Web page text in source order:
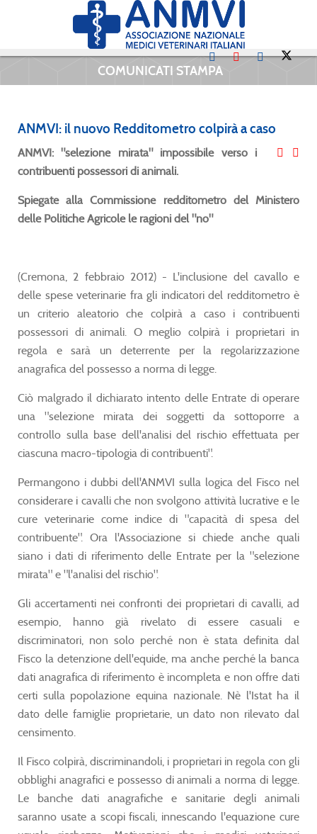
COMUNICATI STAMPA
ANMVI: il nuovo Redditometro colpirà a caso
ANMVI: "selezione mirata" impossibile verso i
contribuenti possessori di animali.
Spiegate alla Commissione redditometro del Ministero
delle Politiche Agricole le ragioni del "no"
(Cremona, 2 febbraio 2012) - L'inclusione del cavallo e
delle spese veterinarie fra gli indicatori del redditometro è
un criterio aleatorio che colpirà a caso i contribuenti
possessori di animali. O meglio colpirà i proprietari in
regola e sarà un deterrente per la regolarizzazione
anagrafica del possesso a norma di legge.
Ciò malgrado il dichiarato intento delle Entrate di operare
una "selezione mirata dei soggetti da sottoporre a
controllo sulla base dell'analisi del rischio effettuata per
ciascuna macro-tipologia di contribuenti".
Permangono i dubbi dell'ANMVI sulla logica del Fisco nel
considerare i cavalli che non svolgono attività lucrative e le
cure veterinarie come indice di "capacità di spesa del
contribuente". Ora l'Associazione si chiede anche quali
siano i dati di riferimento delle Entrate per la "selezione
mirata" e "l'analisi del rischio".
Gli accertamenti nei confronti dei proprietari di cavalli, ad
esempio, hanno già rivelato di essere casuali e
discriminatori, non solo perché non è stata definita dal
Fisco la detenzione dell'equide, ma anche perché la banca
dati anagrafica di riferimento è incompleta e non offre dati
certi sulla popolazione equina nazionale. Nè l'Istat ha il
dato delle famiglie proprietarie, un dato non rilevato dal
censimento.
Il Fisco colpirà, discriminandoli, i proprietari in regola con gli
obblighi anagrafici e possesso di animali a norma di legge.
Le banche dati anagrafiche e sanitarie degli animali
saranno usate a scopi fiscali, innescando l'equazione cure